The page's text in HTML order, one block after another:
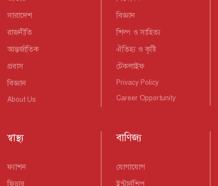
সারাদেশ
রাজনীতি
আন্তর্জাতিক
প্রবাস
বিজ্ঞান
About Us
বিজ্ঞান
শিল্প ও সাহিত্য
ঐতিহ্য ও কৃষ্টি
টেকলাইফ
Privacy Policy
Career Opportunity
স্বাস্থ্য
ফ্যাশন
ফিচার
বাণিজ্য
যোগাযোগ
ইন্টার্নশিপ